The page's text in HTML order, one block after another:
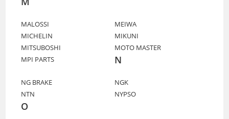
MALOSSI
MEIWA
MICHELIN
MIKUNI
MITSUBOSHI
MOTO MASTER
MPI PARTS
N
NG BRAKE
NGK
NTN
NYPSO
O